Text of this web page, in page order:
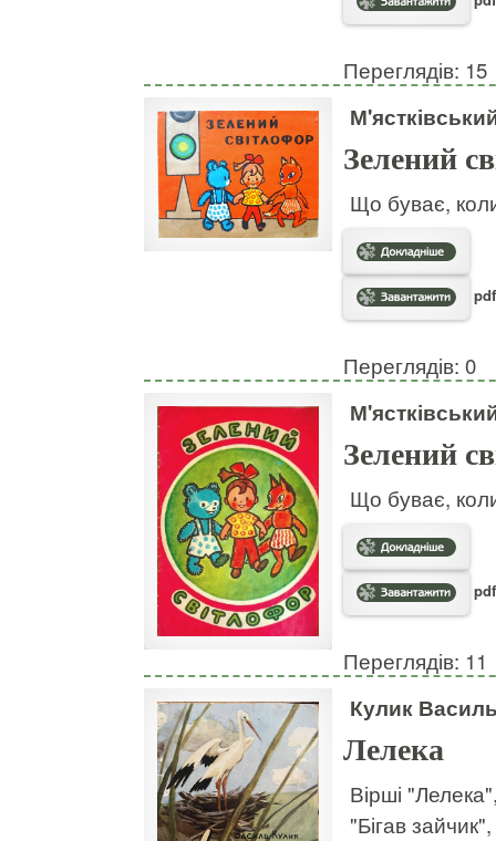
Переглядів: 15
Зелений
Що буває,
Переглядів: 0
Зелений
Що буває,
Переглядів: 11
Кулик
Лелека
Вірші
"Бігав